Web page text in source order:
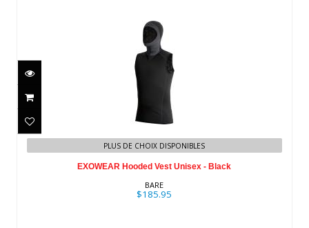
EXOWEAR Hooded Vest Unisex - Black
$185.95
PLUS DE CHOIX DISPONIBLES
EXOWEAR Hooded Vest Unisex - Black
BARE
$185.95